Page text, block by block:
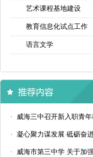
艺术课程基地建设
教育信息化试点工作
语言文学